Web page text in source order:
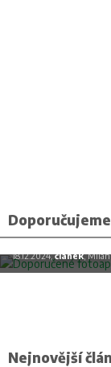
Doporučené
18.12.2024,článek,
Nejnovější